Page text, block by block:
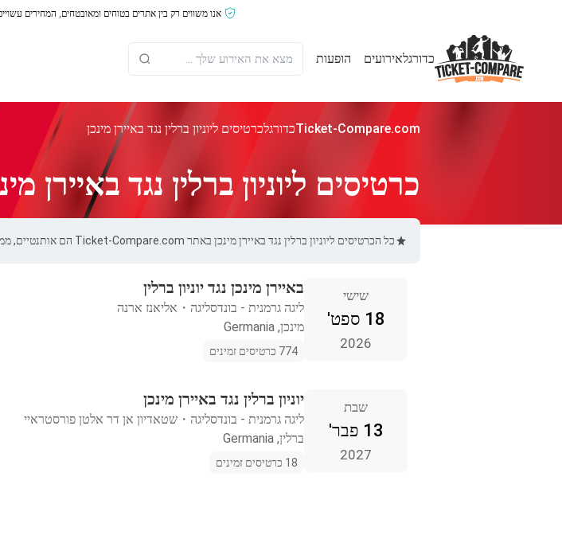
אנו משווים רק בין אתרים בטוחים ומאובטחים, המחירים
כדורגלאירועים הופעות
Ticket-Compare.comכדורגלכרטיסים ליוניון ברלין נגד באיירן מינכן
כרטיסים ליוניון ברלין נגד באיירן
כל הכרטיסים ליוניון ברלין נגד באיירן מינכן באתר Ticket-Compare.com הם אותנטיים, ממוכרים מאומתים מראש שמספקים אחריות של 100%.
שישי
18 ספט'
2026
באיירן מינכן נגד יוניון ברלין
ליגה גרמנית - בונדסליגה ・ אליאנז ארנה
מינכן, Germania
774 כרטיסים זמינים
שבת
13 פבר'
2027
יוניון ברלין נגד באיירן מינכן
ליגה גרמנית - בונדסליגה ・ שטאדיון אן דר אלטן פורסטראיי
ברלין, Germania
18 כרטיסים זמינים